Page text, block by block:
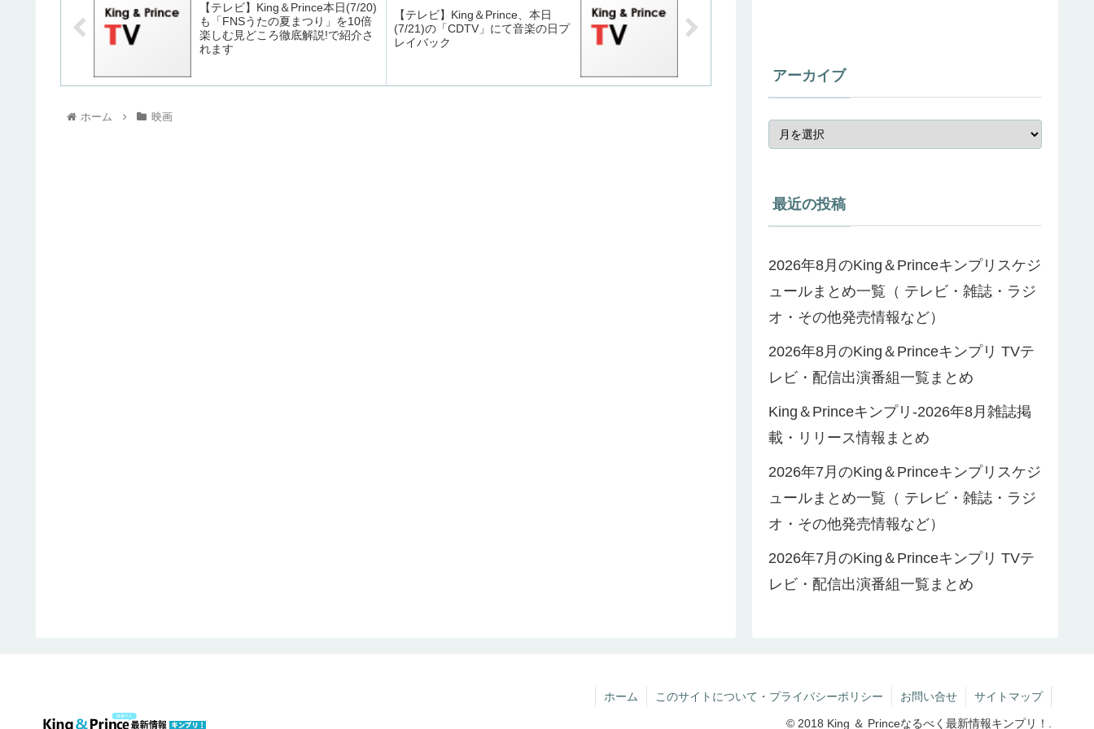
【テレビ】King＆Prince本日(7/20)
も「FNSうたの夏まつり」を10倍
楽しむ見どころ徹底解説!で紹介さ
れます
【テレビ】King＆Prince、本日
(7/21)の「CDTV」にて音楽の日プ
レイバック
ホーム 映画
アーカイブ
最近の投稿
2026年8月のKing＆Princeキンプリスケジ
ュールまとめ一覧（ テレビ・雑誌・ラジ
オ・その他発売情報など）
2026年8月のKing＆Princeキンプリ TVテ
レビ・配信出演番組一覧まとめ
King＆Princeキンプリ-2026年8月雑誌掲
載・リリース情報まとめ
2026年7月のKing＆Princeキンプリスケジ
ュールまとめ一覧（ テレビ・雑誌・ラジ
オ・その他発売情報など）
2026年7月のKing＆Princeキンプリ TVテ
レビ・配信出演番組一覧まとめ
ホーム このサイトについて・プライバシーポリシー お問い合せ サイトマップ
© 2018 King ＆ Princeなるべく最新情報キンプリ！.